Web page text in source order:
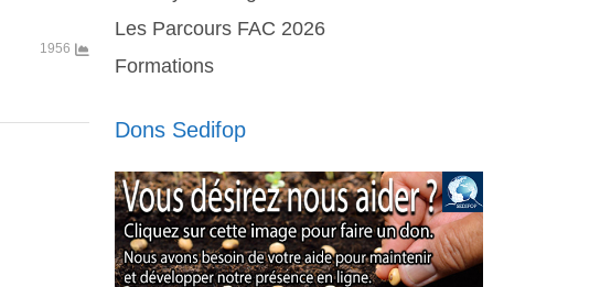
1956
Les Parcours FAC 2026
Formations
Dons Sedifop